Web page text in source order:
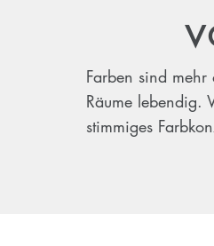
Farben sind
Räume lebendig.
stimmiges